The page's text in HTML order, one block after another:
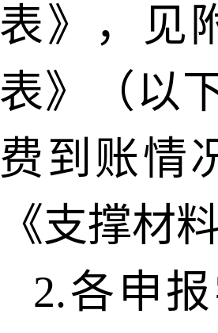
表》，见
表》（以
费到账情
《支撑材
2.各申